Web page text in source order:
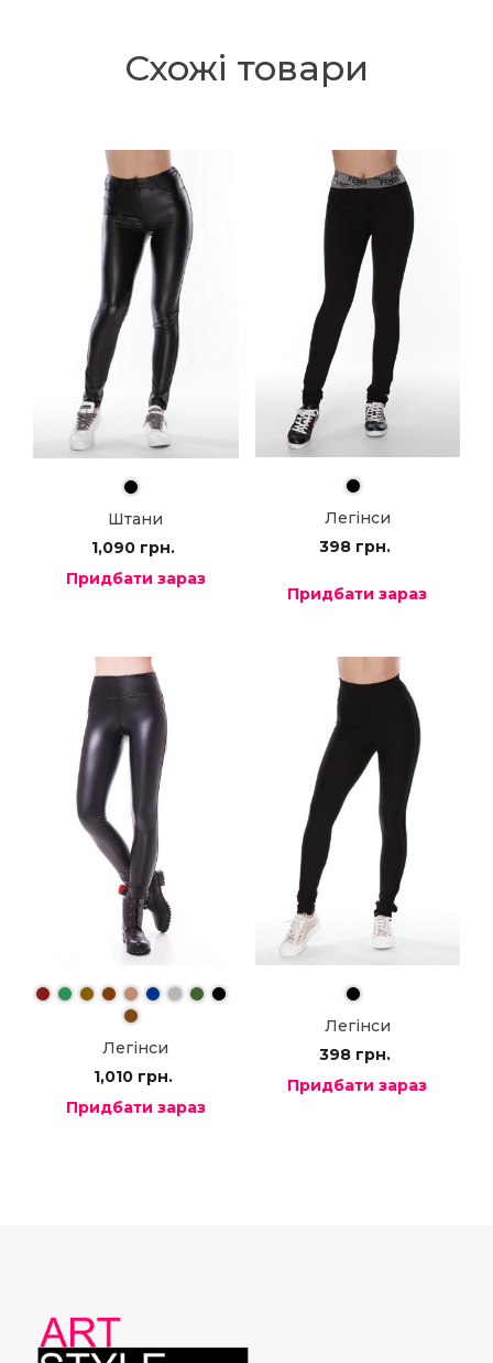
Схожі товари
Штани
1,090 грн.
Придбати зараз
Легінси
398 грн.
Придбати зараз
Легінси
1,010 грн.
Придбати зараз
Легінси
398 грн.
Придбати зараз